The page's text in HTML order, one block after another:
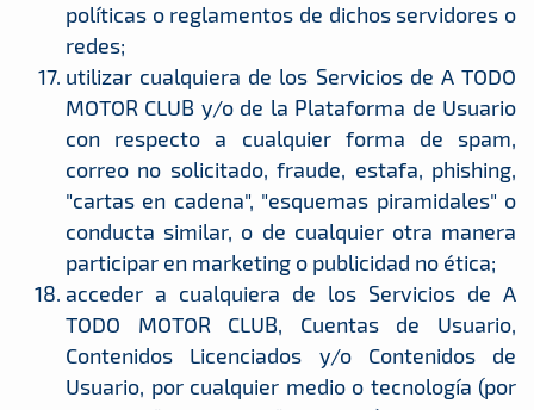
políticas o reglamentos de dichos servidores o
redes;
utilizar cualquiera de los Servicios de A TODO
MOTOR CLUB y/o de la Plataforma de Usuario
con respecto a cualquier forma de spam,
correo no solicitado, fraude, estafa, phishing,
"cartas en cadena", "esquemas piramidales" o
conducta similar, o de cualquier otra manera
participar en marketing o publicidad no ética;
acceder a cualquiera de los Servicios de A
TODO MOTOR CLUB, Cuentas de Usuario,
Contenidos Licenciados y/o Contenidos de
Usuario, por cualquier medio o tecnología (por